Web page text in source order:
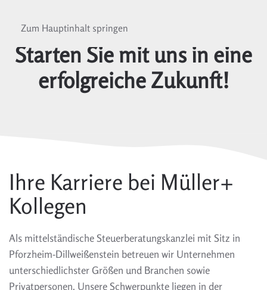
Zum Hauptinhalt springen
Starten Sie mit uns in eine
erfolgreiche Zukunft!
Ihre Karriere bei Müller+
Kollegen
Als mittelständische Steuerberatungskanzlei mit Sitz in
Pforzheim-Dillweißenstein betreuen wir Unternehmen
unterschiedlichster Größen und Branchen sowie
Privatpersonen. Unsere Schwerpunkte liegen in der